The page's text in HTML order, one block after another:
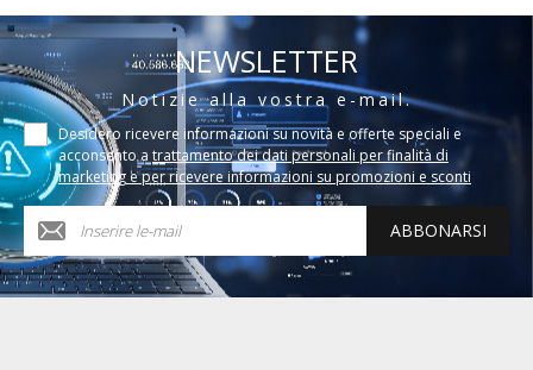
NEWSLETTER
Notizie alla vostra e-mail.
Desidero ricevere informazioni su novità e offerte speciali e
acconsento a trattamento dei dati personali per finalità di
marketing e per ricevere informazioni su promozioni e sconti
ABBONARSI